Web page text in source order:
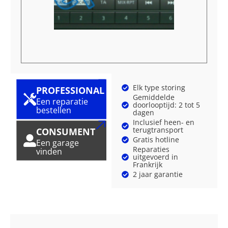
PROFESSIONAL
Een reparatie
bestellen
CONSUMENT
Een garage
vinden
Elk type storing
Gemiddelde
doorlooptijd: 2 tot 5
dagen
Inclusief heen- en
terugtransport
Gratis hotline
Reparaties
uitgevoerd in
Frankrijk
2 jaar garantie